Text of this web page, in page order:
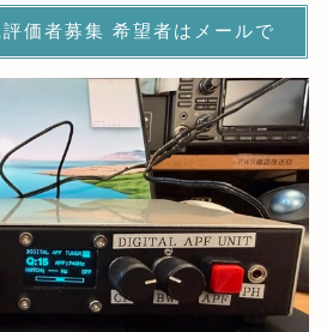
価者募集 希望者はメールで